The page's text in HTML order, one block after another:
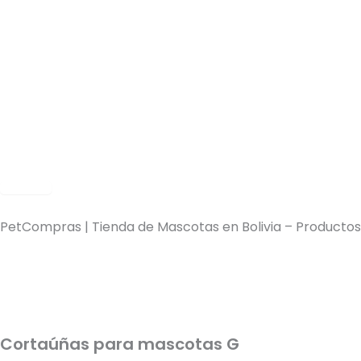
PetCompras | Tienda de Mascotas en Bolivia –
Cortaúñas para mascotas G